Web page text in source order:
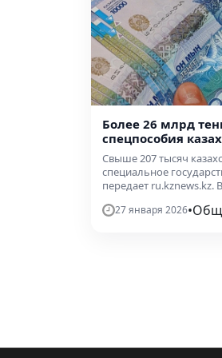
Более 26 млрд
спецпособия
Свыше 207 тысяч
специальное
передает ru.kznews.kz.
27 января 2026•